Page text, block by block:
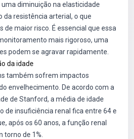
diminuição na elasticidade
da resistência arterial, o que
de maior risco. É essencial que essa
mais rigoroso, uma
podem se agravar rapidamente.
da idade
também sofrem impactos
envelhecimento. De acordo com a
de Stanford, a média de idade
de insuficiência renal fica entre 64 e
após os 60 anos, a função renal
de 1%.